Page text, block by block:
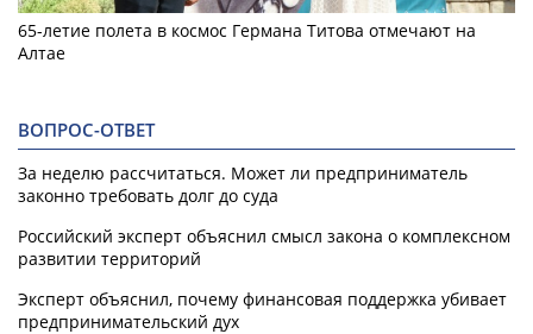
65-летие полета в космос Германа Титова отмечают на
Алтае
ВОПРОС-ОТВЕТ
За неделю рассчитаться. Может ли предприниматель
законно требовать долг до суда
Российский эксперт объяснил смысл закона о комплексном
развитии территорий
Эксперт объяснил, почему финансовая поддержка убивает
предпринимательский дух